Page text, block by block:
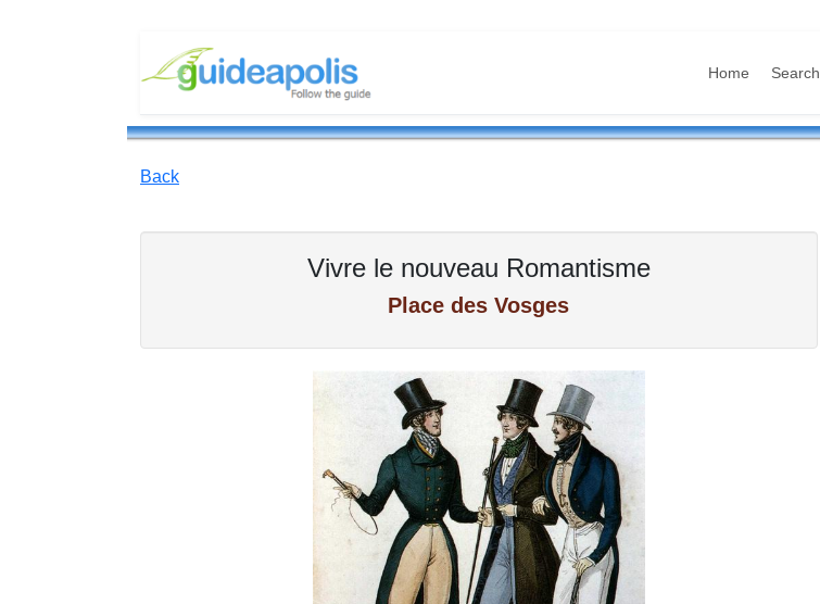
Home Search
Back
Vivre le nouveau Romantisme
Place des Vosges